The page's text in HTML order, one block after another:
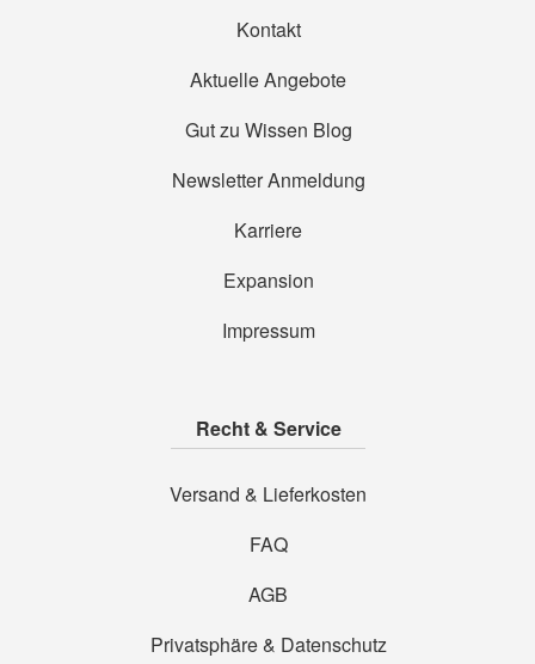
Kontakt
Aktuelle Angebote
Gut zu Wissen Blog
Newsletter Anmeldung
Karriere
Expansion
Impressum
Recht & Service
Versand & Lieferkosten
FAQ
AGB
Privatsphäre & Datenschutz